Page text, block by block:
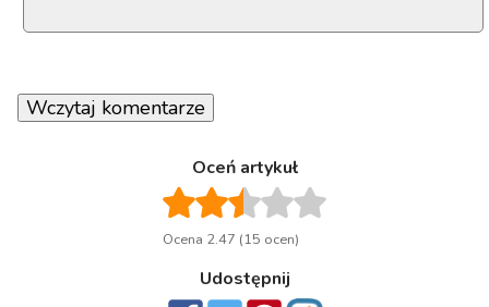
Wczytaj komentarze
Oceń artykuł
Ocena 2.47 (15 ocen)
Udostępnij